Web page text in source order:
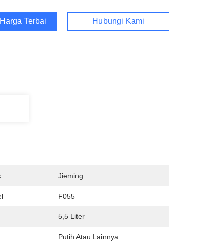
Terbaik Hubungi Kami
Jieming
F055
5,5 Liter
Putih Atau Lainnya